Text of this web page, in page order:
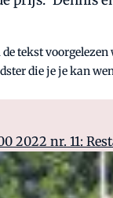
tekst
die je je kan
2022 nr. 11: